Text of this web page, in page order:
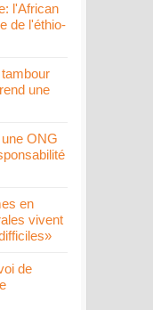
l'African
de l'éthio-
une
ONG
en
vivent
de